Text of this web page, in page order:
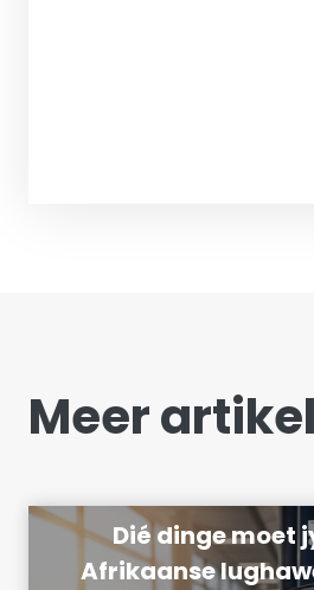
Meer
Dié dinge moet
Afrikaanse